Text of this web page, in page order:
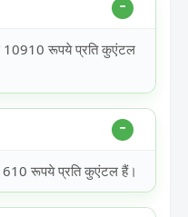
10910 रूपये प्रति कुएंटल
रूपये प्रति कुएंटल हैं।